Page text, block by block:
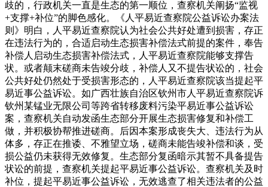
歧的，行政机关一直是生态的第一顺位，查察机关阐扬“监视
+支撑+补位”的脚色感化。《人平易近查察院公益诉讼办案法
则》明白，人平易近查察院认为社会公共好处遭到损害，存正
在违法行为的，合适启动生态损害补偿法式前提的案件，奉告
补偿人启动生态损害补偿法式，人平易近查察院能够支撑告
状。或者颠末磋商未告竣分歧，补偿人又不提告状讼的，社会
公共好处仍然处于受损害形态的，人平易近查察院该当提起平
易近事公益诉讼。如广西壮族自治区钦州市人平易近查察院诉
钦州某锰业无限公司等跨省转移废料污染平易近事公益诉讼
案，查察机关自动发函生态部分开展生态损害修复和补偿工
做，并积极协帮推进磋商。后因本案形成丧失大、违法行为从
体多，存正在推诿、不雅望立场，磋商未能告竣补偿和谈，受
损公益仍未获得无效修复。生态部分复函暗示其暂不具备提告
状讼的前提，查察机关提起平易近事公益诉讼。查察机关及时
补位，提起平易近事公益诉讼，无效逃查了相关违法者的公益